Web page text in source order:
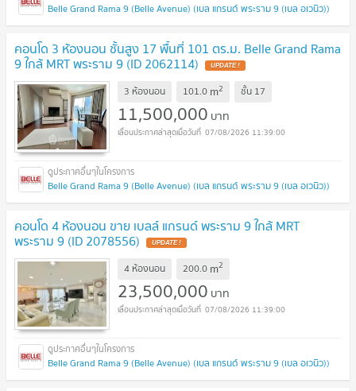
Belle Grand Rama 9 (Belle Avenue) (เบล แกรนด์ พระราม 9 (เบล อเวนิว))
คอนโด 3 ห้องนอน ชั้นสูง 17 พื้นที่ 101 ตร.ม. Belle Grand Rama
9 ใกล้ MRT พระราม 9 (ID 2062114) UPDATE !
3 ห้องนอน 101.0 m2 ชั้น 17
11,500,000 บาท
07/08/2026 11:39:00
Belle Grand Rama 9 (Belle Avenue) (เบล แกรนด์ พระราม 9 (เบล อเวนิว))
คอนโด 4 ห้องนอน ขาย เบลล์ แกรนด์ พระราม 9 ใกล้ MRT
พระราม 9 (ID 2078556) UPDATE !
4 ห้องนอน 200.0 m2
23,500,000 บาท
07/08/2026 11:39:00
Belle Grand Rama 9 (Belle Avenue) (เบล แกรนด์ พระราม 9 (เบล อเวนิว))